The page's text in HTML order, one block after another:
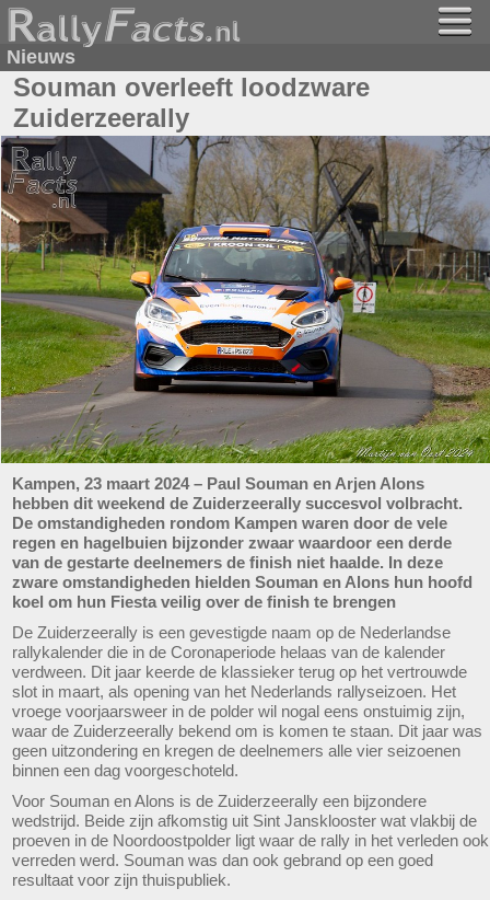
Nieuws
Souman overleeft loodzware
Zuiderzeerally
Kampen, 23 maart 2024 – Paul Souman en Arjen Alons
hebben dit weekend de Zuiderzeerally succesvol volbracht.
De omstandigheden rondom Kampen waren door de vele
regen en hagelbuien bijzonder zwaar waardoor een derde
van de gestarte deelnemers de finish niet haalde. In deze
zware omstandigheden hielden Souman en Alons hun hoofd
koel om hun Fiesta veilig over de finish te brengen
De Zuiderzeerally is een gevestigde naam op de Nederlandse
rallykalender die in de Coronaperiode helaas van de kalender
verdween. Dit jaar keerde de klassieker terug op het vertrouwde
slot in maart, als opening van het Nederlands rallyseizoen. Het
vroege voorjaarsweer in de polder wil nogal eens onstuimig zijn,
waar de Zuiderzeerally bekend om is komen te staan. Dit jaar was
geen uitzondering en kregen de deelnemers alle vier seizoenen
binnen een dag voorgeschoteld.
Voor Souman en Alons is de Zuiderzeerally een bijzondere
wedstrijd. Beide zijn afkomstig uit Sint Jansklooster wat vlakbij de
proeven in de Noordoostpolder ligt waar de rally in het verleden ook
verreden werd. Souman was dan ook gebrand op een goed
resultaat voor zijn thuispubliek.